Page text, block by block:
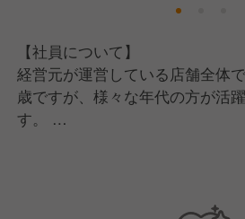
【社員について】
経営元が運営している店舗全体
歳ですが、様々な年代の方が活
す。
経験の方も活躍しているところ